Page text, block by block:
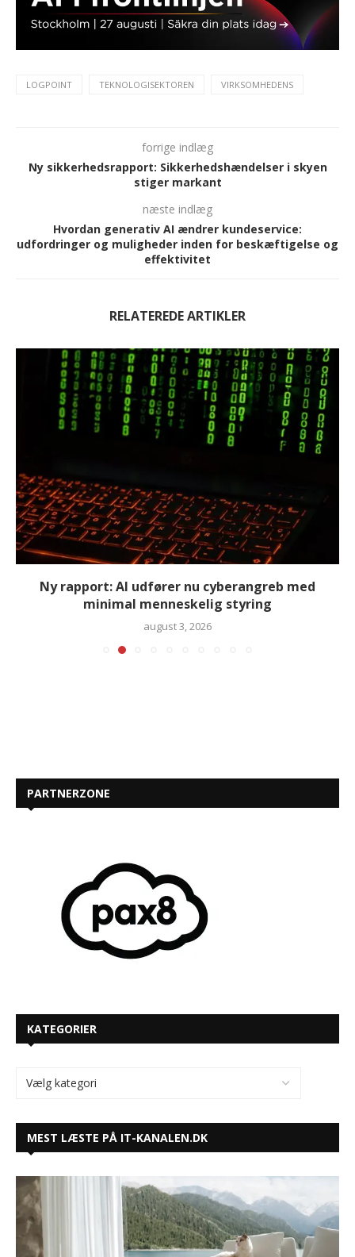
LOGPOINT TEKNOLOGISEKTOREN VIRKSOMHEDENS
forrige indlæg
Ny sikkerhedsrapport: Sikkerhedshændelser i skyen
stiger markant
næste indlæg
Hvordan generativ AI ændrer kundeservice:
udfordringer og muligheder inden for beskæftigelse og
effektivitet
RELATEREDE ARTIKLER
Ny rapport: AI udfører nu cyberangreb med
minimal menneskelig styring
august 3, 2026
PARTNERZONE
KATEGORIER
MEST LÆSTE PÅ IT-KANALEN.DK